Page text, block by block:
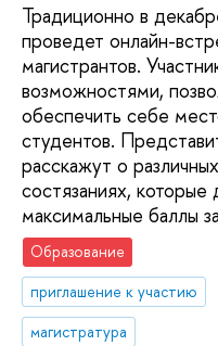
Традиционно в
проведет онлайн-
магистрантов.
возможностями,
обеспечить себе
студентов.
расскажут о
состязаниях,
максимальные баллы
Образование
приглашение к участию
магистратура